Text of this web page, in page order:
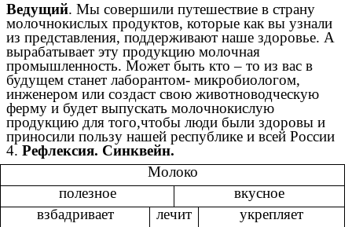
Ведущий. Мы совершили путешествие в страну
молочнокислых продуктов, которые как вы узнали
из представления, поддерживают наше здоровье. А
вырабатывает эту продукцию молочная
промышленность. Может быть кто – то из вас в
будущем станет лаборантом- микробиологом,
инженером или создаст свою животноводческую
ферму и будет выпускать молочнокислую
продукцию для того,чтобы люди были здоровы и
приносили пользу нашей республике и всей России
4. Рефлексия. Синквейн.
Молоко
полезное
вкусное
взбадривает
лечит
укрепляет